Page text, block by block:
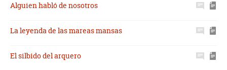
Alguien habló de nosotros
La leyenda de las mareas mansas
El silbido del arquero